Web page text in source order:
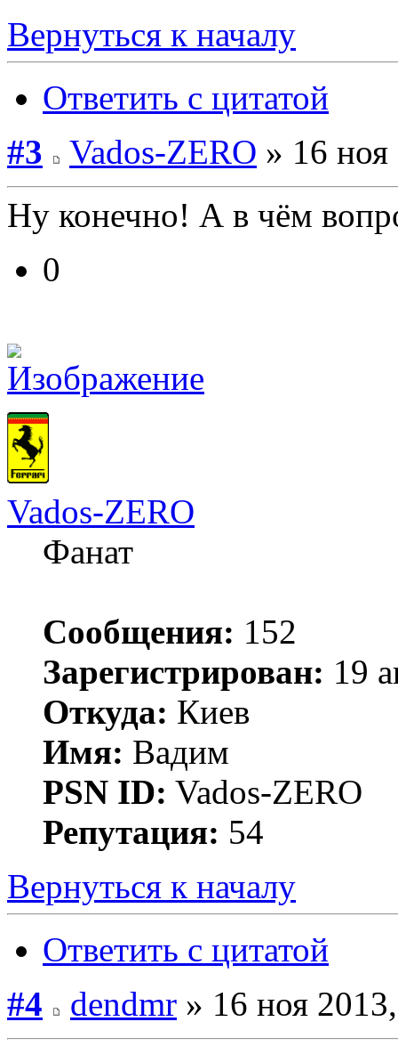
Вернуться к началу
Ответить с цитатой
#3
Vados-ZERO » 16
Ну конечно! А в чём
0
Vados-ZERO
Фанат
Сообщения: 152
Зарегистрирован: 19
Откуда: Киев
Имя: Вадим
PSN ID: Vados-ZERO
Репутация: 54
Вернуться к началу
Ответить с цитатой
#4
dendmr » 16 ноя